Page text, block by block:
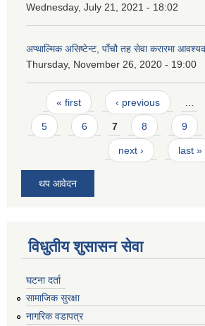
Wednesday, July 21, 2021 - 18:02
अप्थाल्मिक असिष्टेन्ट, पाँचौ तह सेवा करारमा
Thursday, November 26, 2020 - 19:00
Pages
« first ‹ previous …
5 6 7 8 9
next › last »
थप आवेदन
विधुतीय शुसासन सेवा
घटना दर्ता
सामाजिक सुरक्षा
नागरिक वडापत्र